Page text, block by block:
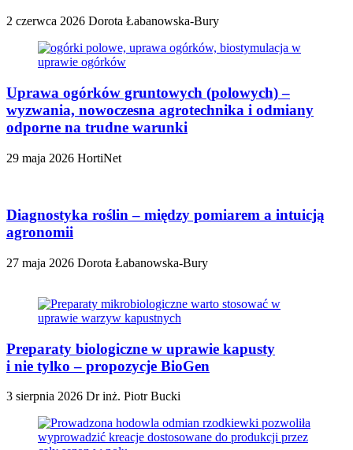
2 czerwca 2026 Dorota Łabanowska-Bury
Uprawa ogórków gruntowych (polowych) –
wyzwania, nowoczesna agrotechnika i odmiany
odporne na trudne warunki
29 maja 2026 HortiNet
Diagnostyka roślin – między pomiarem a intuicją
agronomii
27 maja 2026 Dorota Łabanowska-Bury
Preparaty biologiczne w uprawie kapusty
i nie tylko – propozycje BioGen
3 sierpnia 2026 Dr inż. Piotr Bucki